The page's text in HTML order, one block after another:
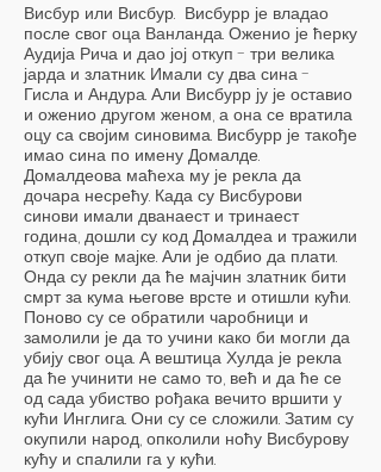
Висбур или Висбур. Висбурр је владао
после свог оца Ванланда. Оженио је ћерку
Аудија Рича и дао јој откуп - три велика
јарда и златник. Имали су два сина -
Гисла и Андура. Али Висбурр ју је оставио
и оженио другом женом, а она се вратила
оцу са својим синовима. Висбурр је такође
имао сина по имену Домалде.
Домалдеова маћеха му је рекла да
дочара несрећу. Када су Висбурови
синови имали дванаест и тринаест
година, дошли су код Домалдеа и тражили
откуп своје мајке. Али је одбио да плати.
Онда су рекли да ће мајчин златник бити
смрт за кума његове врсте и отишли кући.
Поново су се обратили чаробници и
замолили је да то учини како би могли да
убију свог оца. А вештица Хулда је рекла
да ће учинити не само то, већ и да ће се
од сада убиство рођака вечито вршити у
кући Инглига. Они су се сложили. Затим су
окупили народ, опколили ноћу Висбурову
кућу и спалили га у кући.